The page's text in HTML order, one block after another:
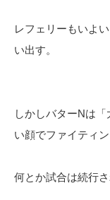
レフェリーもいよ
い出す。
しかしバターNは
い顔でファイティ
何とか試合は続行さ